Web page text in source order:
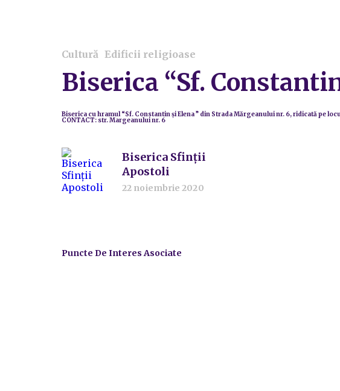
Cultură Edificii religioase
Biserica “Sf.
Biserica cu hramul “Sf. Constantin şi Elena ” din Strada Mărgeanului nr. 6, ridicată pe
CONTACT: str. Margeanului nr. 6
Biserica Sfinţii
Apostoli
22 noiembrie 2020
Puncte De Interes Asociate